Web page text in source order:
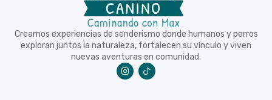
Creamos experiencias de senderismo donde humanos y perros
exploran juntos la naturaleza, fortalecen su vínculo y viven
nuevas aventuras en comunidad.